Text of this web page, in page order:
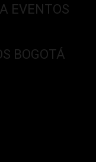
EVENTOS
BOGOTÁ